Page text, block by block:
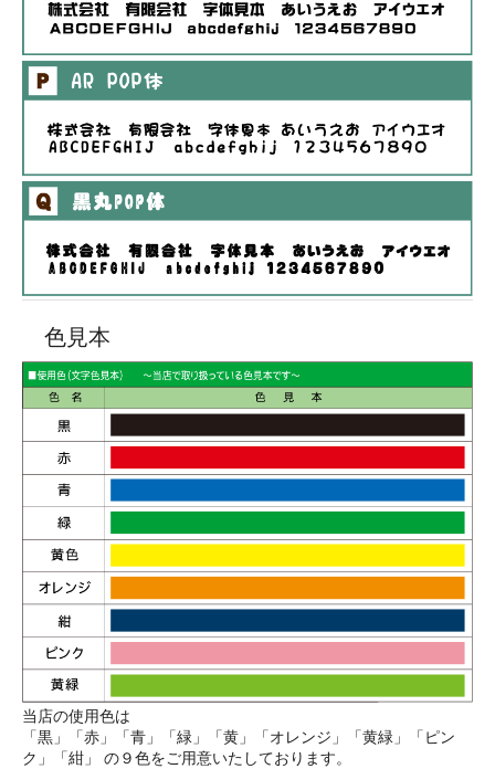
色見本
当店の使用色は
「黒」「赤」「青」「緑」「黄」「オレンジ」「黄緑」「ピン
ク」「紺」 の９色をご用意いたしております。